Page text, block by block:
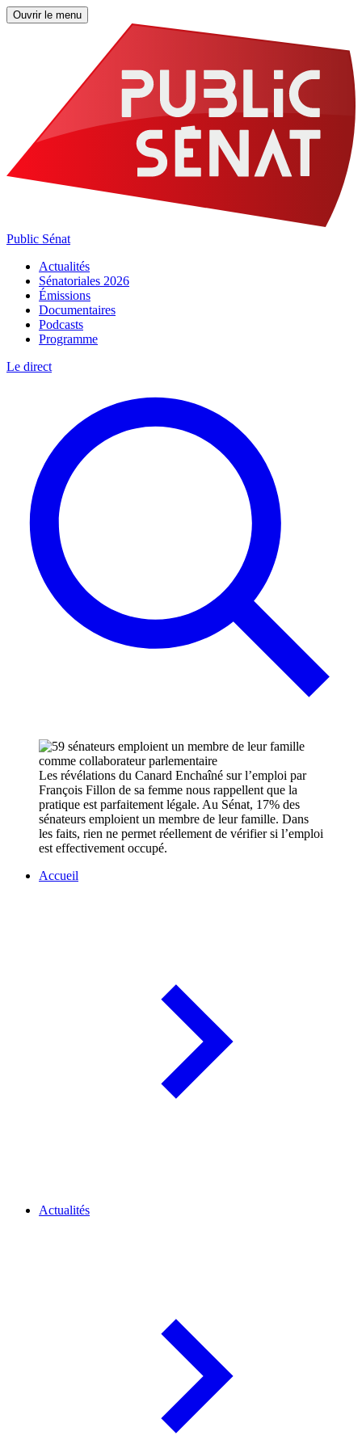
Ouvrir le menu
Public Sénat
Actualités
Sénatoriales 2026
Émissions
Documentaires
Podcasts
Programme
Le direct
Les révélations du Canard Enchaîné sur l’emploi par
François Fillon de sa femme nous rappellent que la
pratique est parfaitement légale. Au Sénat, 17% des
sénateurs emploient un membre de leur famille. Dans
les faits, rien ne permet réellement de vérifier si l’emploi
est effectivement occupé.
Accueil
Actualités